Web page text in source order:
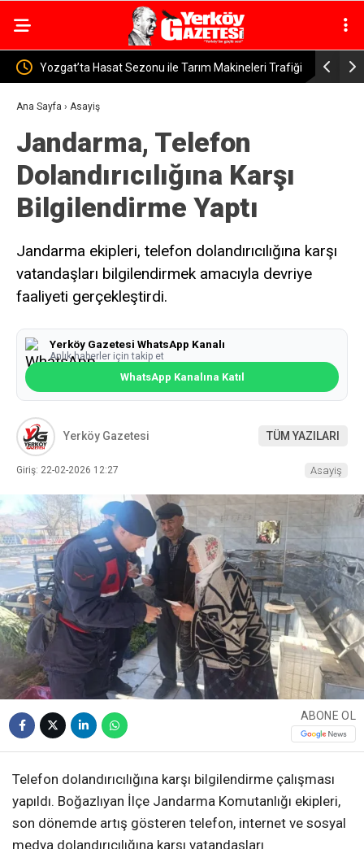
Trafiği Yozgat’ta Aşırı Tonaj Denetimleri Devam Ediyor
Ana Sayfa › Asayiş
Jandarma, Telefon
Dolandırıcılığına Karşı
Bilgilendirme Yaptı
Jandarma ekipleri, telefon dolandırıcılığına karşı
vatandaşları bilgilendirmek amacıyla devriye
faaliyeti gerçekleştirdi.
Yerköy Gazetesi WhatsApp Kanalı
Anlık haberler için takip et
WhatsApp Kanalına Katıl
Yerköy Gazetesi TÜM YAZILARI
Giriş: 22-02-2026 12:27 Asayiş
ABONE OL
Telefon dolandırıcılığına karşı bilgilendirme çalışması
yapıldı. Boğazlıyan İlçe Jandarma Komutanlığı ekipleri,
son dönemde artış gösteren telefon, internet ve sosyal
medya dolandırıcılığına karşı vatandaşları